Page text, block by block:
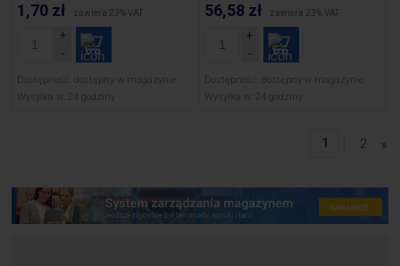
1,70 zł zawiera 23% VAT
Dostępność:
dostępny w magazynie
Wysyłka w:
24 godziny
56,58 zł zawiera 23% VAT
Dostępność:
dostępny w magazynie
Wysyłka w:
24 godziny
1 2 »